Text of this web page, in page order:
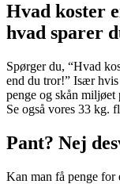
Hvad koster
hvad sparer
Spørger du, “Hvad
end du tror!” Især
penge og skån miljøet
Se også vores 33 kg.
Pant? Nej
Kan man få penge for